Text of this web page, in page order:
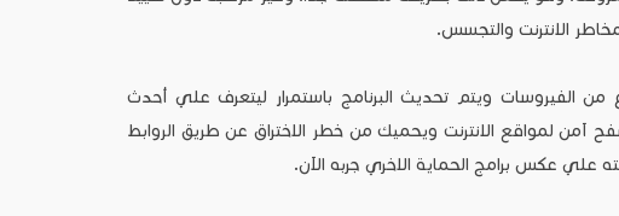
الانترنت والتجسس.
اكتشاف أكثر من 10 مليون نوع من الفيروسات ويتم تحديث البرنامج باستمرار ليتعرف علي أحدث
آمن لمواقع الانترنت ويحميك من خطر الاختراق عن طريق الروابط
علي عكس برامج الحماية الاخري جربه الآن.